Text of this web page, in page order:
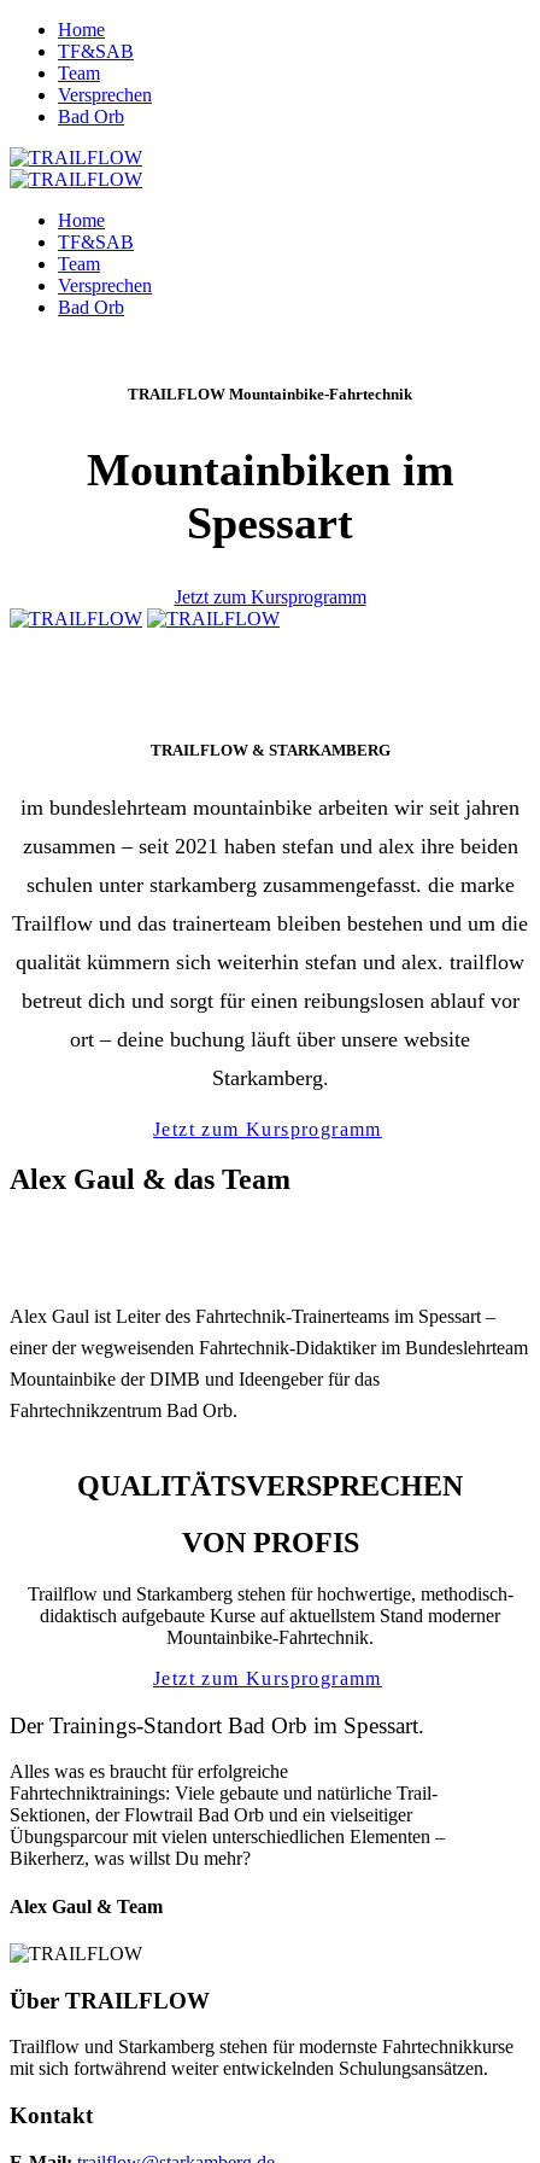
Home
TF&SAB
Team
Versprechen
Bad Orb
Home
TF&SAB
Team
Versprechen
Bad Orb
TRAILFLOW Mountainbike-Fahrtechnik
Mountainbiken im
Spessart
Jetzt zum Kursprogramm
TRAILFLOW & STARKAMBERG
im bundeslehrteam mountainbike arbeiten wir seit jahren
zusammen – seit 2021 haben stefan und alex ihre beiden
schulen unter starkamberg zusammengefasst. die marke
Trailflow und das trainerteam bleiben bestehen und um die
qualität kümmern sich weiterhin stefan und alex. trailflow
betreut dich und sorgt für einen reibungslosen ablauf vor
ort – deine buchung läuft über unsere website
Starkamberg.
Jetzt zum Kursprogramm
Alex Gaul & das Team
Alex Gaul ist Leiter des Fahrtechnik-Trainerteams im Spessart –
einer der wegweisenden Fahrtechnik-Didaktiker im Bundeslehrteam
Mountainbike der DIMB und Ideengeber für das
Fahrtechnikzentrum Bad Orb.
QUALITÄTSVERSPRECHEN
VON PROFIS
Trailflow und Starkamberg stehen für hochwertige, methodisch-
didaktisch aufgebaute Kurse auf aktuellstem Stand moderner
Mountainbike-Fahrtechnik.
Jetzt zum Kursprogramm
Der Trainings-Standort Bad Orb im Spessart.
Alles was es braucht für erfolgreiche
Fahrtechniktrainings: Viele gebaute und natürliche Trail-
Sektionen, der Flowtrail Bad Orb und ein vielseitiger
Übungsparcour mit vielen unterschiedlichen Elementen –
Bikerherz, was willst Du mehr?
Alex Gaul & Team
Über TRAILFLOW
Trailflow und Starkamberg stehen für modernste Fahrtechnikkurse
mit sich fortwährend weiter entwickelnden Schulungsansätzen.
Kontakt